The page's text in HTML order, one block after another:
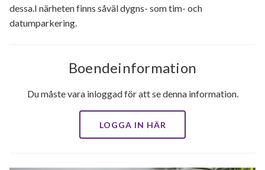
dessa.I närheten finns såväl dygns- som tim- och
datumparkering.
Boendeinformation
Du måste vara inloggad för att se denna information.
LOGGA IN HÄR